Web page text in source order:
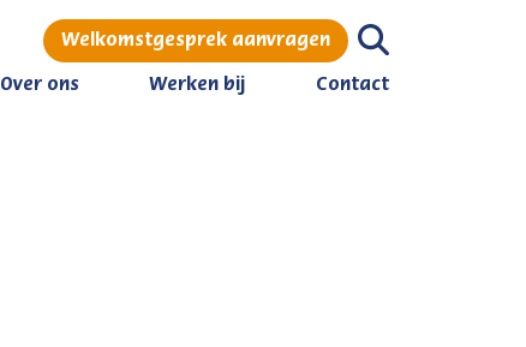
Welkomstgesprek aanvragen
Over ons Werken bij Contact